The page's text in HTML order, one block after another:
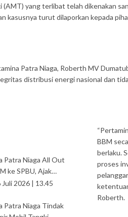
(AMT) yang terlibat telah dikenakan
kasusnya turut dilaporkan kepada
Patra Niaga, Roberth MV
distribusi energi nasional dan
Patra Niaga All Out
ke SPBU, Ajak…
Juli 2026 | 13.45
Patra Niaga Tindak
BBM
berlaku.
proses
Roberth.